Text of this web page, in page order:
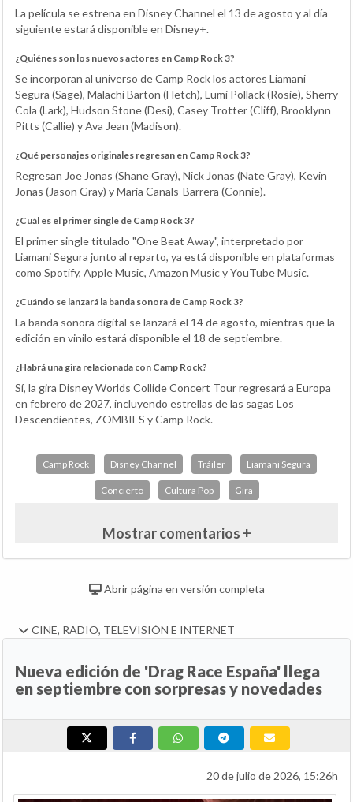
La película se estrena en Disney Channel el 13 de agosto y al día
siguiente estará disponible en Disney+.
¿Quiénes son los nuevos actores en Camp Rock 3?
Se incorporan al universo de Camp Rock los actores Liamani
Segura (Sage), Malachi Barton (Fletch), Lumi Pollack (Rosie), Sherry
Cola (Lark), Hudson Stone (Desi), Casey Trotter (Cliff), Brooklynn
Pitts (Callie) y Ava Jean (Madison).
¿Qué personajes originales regresan en Camp Rock 3?
Regresan Joe Jonas (Shane Gray), Nick Jonas (Nate Gray), Kevin
Jonas (Jason Gray) y Maria Canals-Barrera (Connie).
¿Cuál es el primer single de Camp Rock 3?
El primer single titulado "One Beat Away", interpretado por
Liamani Segura junto al reparto, ya está disponible en plataformas
como Spotify, Apple Music, Amazon Music y YouTube Music.
¿Cuándo se lanzará la banda sonora de Camp Rock 3?
La banda sonora digital se lanzará el 14 de agosto, mientras que la
edición en vinilo estará disponible el 18 de septiembre.
¿Habrá una gira relacionada con Camp Rock?
Sí, la gira Disney Worlds Collide Concert Tour regresará a Europa
en febrero de 2027, incluyendo estrellas de las sagas Los
Descendientes, ZOMBIES y Camp Rock.
Camp Rock Disney Channel Tráiler Liamani Segura
Concierto Cultura Pop Gira
Mostrar comentarios +
Abrir página en versión completa
CINE, RADIO, TELEVISIÓN E INTERNET
Nueva edición de 'Drag Race España' llega
en septiembre con sorpresas y novedades
20 de julio de 2026, 15:26h